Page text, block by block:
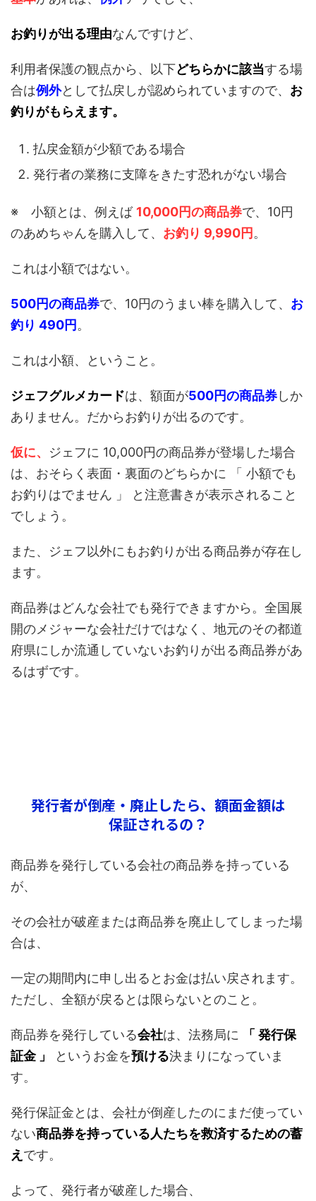
お釣りが出る理由なんですけど、
利用者保護の観点から、以下どちらかに該当する場
合は例外として払戻しが認められていますので、 お
釣りがもらえます。
払戻金額が少額である場合
発行者の業務に支障をきたす恐れがない場合
※ 小額とは、例えば 10,000円の商品券で、10円
のあめちゃんを購入して、 お釣り 9,990円 。
これは小額ではない。
500円の商品券で、10円のうまい棒を購入して、 お
釣り 490円 。
これは小額、ということ。
ジェフグルメカードは、額面が500円の商品券しか
ありません。だからお釣りが出るのです。
仮に、 ジェフに 10,000円の商品券が登場した場合
は、おそらく表面・裏面のどちらかに 「 小額でも
お釣りはでません 」 と注意書きが表示されること
でしょう。
また、ジェフ以外にもお釣りが出る商品券が存在し
ます。
商品券はどんな会社でも発行できますから。全国展
開のメジャーな会社だけではなく、地元のその都道
府県にしか流通していないお釣りが出る商品券があ
るはずです。
発行者が倒産・廃止したら、額面金額は
保証されるの？
商品券を発行している会社の商品券を持っている
が、
その会社が破産または商品券を廃止してしまった場
合は、
一定の期間内に申し出るとお金は払い戻されます。
ただし、全額が戻るとは限らないとのこと。
商品券を発行している会社は、法務局に
「 発行保
証金 」
というお金を預ける決まりになっていま
す。
発行保証金とは、会社が倒産したのにまだ使ってい
ない商品券を持っている人たちを救済するための蓄
え です。
よって、発行者が破産した場合、